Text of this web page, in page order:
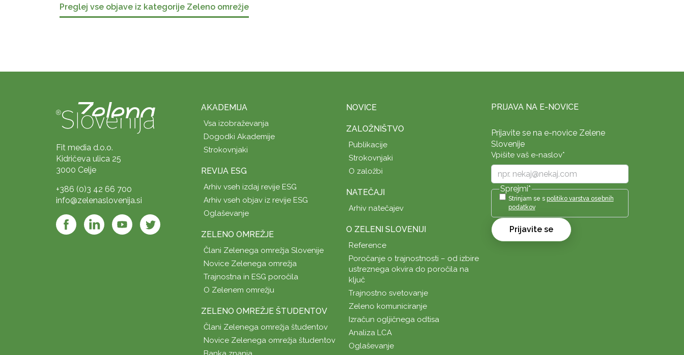
Preglej vse objave iz kategorije Zeleno omrežje
Fit media d.o.o.
Kidričeva ulica 25
3000 Celje
+386 (0)3 42 66 700
info@zelenaslovenija.si
AKADEMIJA
Vsa izobraževanja
Dogodki Akademije
Strokovnjaki
REVIJA ESG
Arhiv vseh izdaj revije ESG
Arhiv vseh objav iz revije ESG
Oglaševanje
ZELENO OMREŽJE
Člani Zelenega omrežja Slovenije
Novice Zelenega omrežja
Trajnostna in ESG poročila
O Zelenem omrežju
ZELENO OMREŽJE ŠTUDENTOV
Člani Zelenega omrežja študentov
Novice Zelenega omrežja študentov
NOVICE
ZALOŽNIŠTVO
Publikacije
Strokovnjaki
O založbi
NATEČAJI
Arhiv natečajev
O ZELENI SLOVENIJI
Reference
Poročanje o trajnostnosti – od izbire
ustreznega okvira do poročila na
ključ
Trajnostno svetovanje
Zeleno komuniciranje
Izračun ogljičnega odtisa
Analiza LCA
Oglaševanje
PRIJAVA NA E-NOVICE
Prijavite se na e-novice Zelene
Slovenije
Vpišite vaš e-naslov*
Sprejmi*
Strinjam se s politiko varstva osebnih
podatkov
Prijavite se